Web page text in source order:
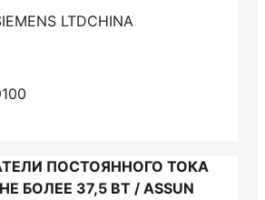
LTDCHINA
ПОСТОЯННОГО ТОКА
37,5 ВТ / ASSUN